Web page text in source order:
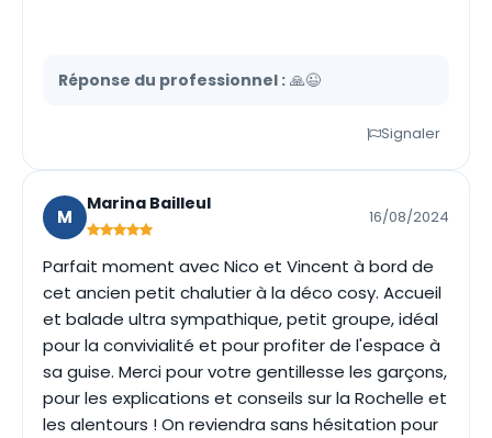
Réponse du professionnel : 🙏😉
Signaler
M
Marina Bailleul
16/08/2024
Parfait moment avec Nico et Vincent à bord de
cet ancien petit chalutier à la déco cosy. Accueil
et balade ultra sympathique, petit groupe, idéal
pour la convivialité et pour profiter de l'espace à
sa guise. Merci pour votre gentillesse les garçons,
pour les explications et conseils sur la Rochelle et
les alentours ! On reviendra sans hésitation pour